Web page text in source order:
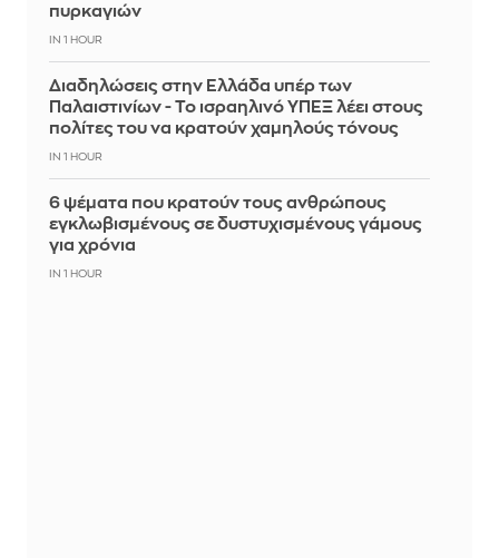
πυρκαγιών
IN 1 HOUR
Διαδηλώσεις στην Ελλάδα υπέρ των
Παλαιστινίων - Το ισραηλινό ΥΠΕΞ λέει στους
πολίτες του να κρατούν χαμηλούς τόνους
IN 1 HOUR
6 ψέματα που κρατούν τους ανθρώπους
εγκλωβισμένους σε δυστυχισμένους γάμους
για χρόνια
IN 1 HOUR